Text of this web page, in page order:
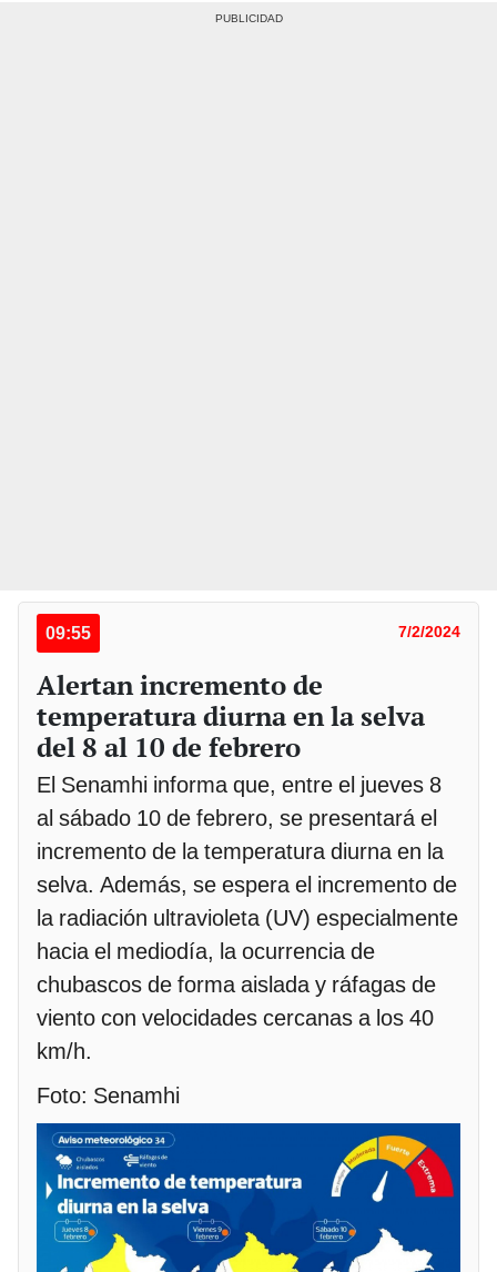
09:55 7/2/2024
Alertan incremento de
temperatura diurna en la selva
del 8 al 10 de febrero
El Senamhi informa que, entre el jueves 8
al sábado 10 de febrero, se presentará el
incremento de la temperatura diurna en la
selva. Además, se espera el incremento de
la radiación ultravioleta (UV) especialmente
hacia el mediodía, la ocurrencia de
chubascos de forma aislada y ráfagas de
viento con velocidades cercanas a los 40
km/h.
Foto: Senamhi